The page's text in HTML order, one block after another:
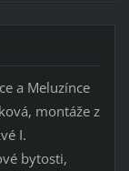
a Meluzínce
montáže z
I.
bytosti,